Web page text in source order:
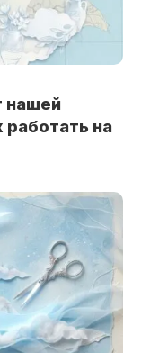
нашей
работать на